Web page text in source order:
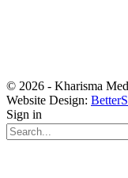
© 2026 - Kharisma
Website Design:
Sign in